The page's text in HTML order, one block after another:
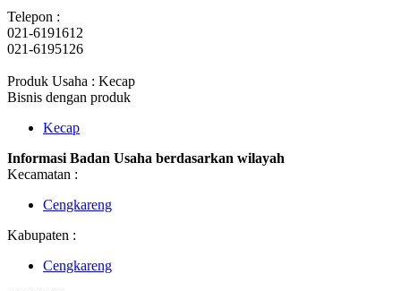
Telepon :
021-6191612
021-6195126
Produk Usaha : Kecap
Bisnis dengan produk
Kecap
Informasi Badan Usaha berdasarkan wilayah
Kecamatan :
Cengkareng
Kabupaten :
Cengkareng